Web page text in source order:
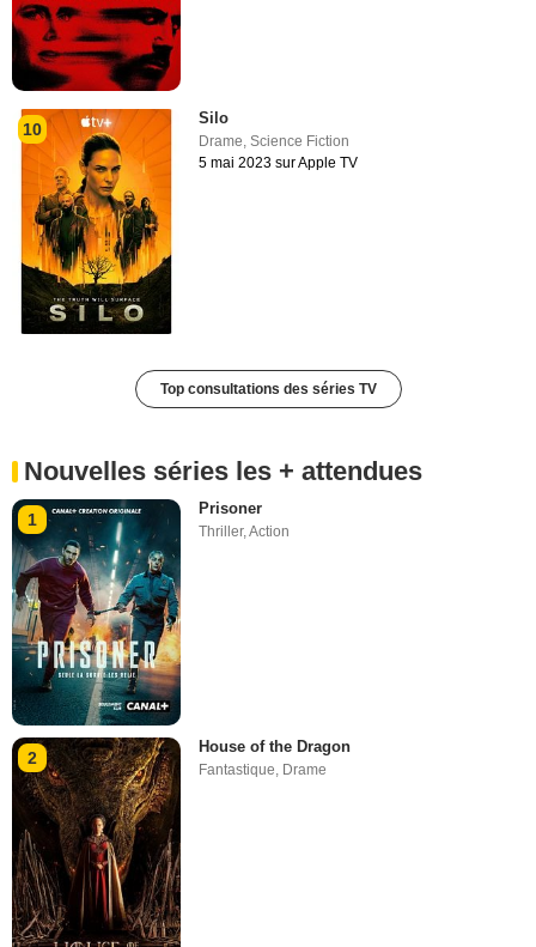
10
Silo
Drame,Science Fiction
5 mai 2023 sur Apple TV
Top consultations des séries TV
Nouvelles séries les + attendues
1
Prisoner
Thriller,Action
2
House of the Dragon
Fantastique Drame